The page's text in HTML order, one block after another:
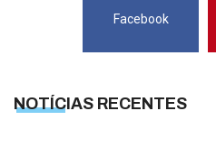
Facebook
NOTÍCIAS RECENTES